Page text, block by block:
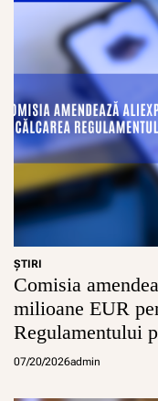
ŞTIRI
Comisia
milioane EUR
Regulamentului
07/20/2026admin